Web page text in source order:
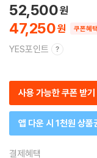
47,250
52,500
쿠폰혜
YES포인트
사용 가능한 쿠폰 받기
앱 다운 시 1천원 상품
결제혜택